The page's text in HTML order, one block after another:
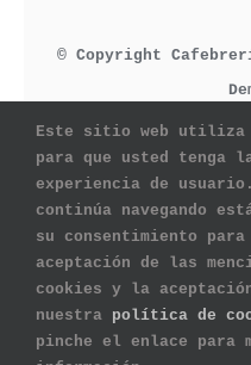
© Copyright
Comparte este evento
Este sitio web utiliza
para que usted tenga
experiencia de
continúa navegando
su consentimiento
aceptación de las
cookies y la
nuestra política de
pinche el enlace para